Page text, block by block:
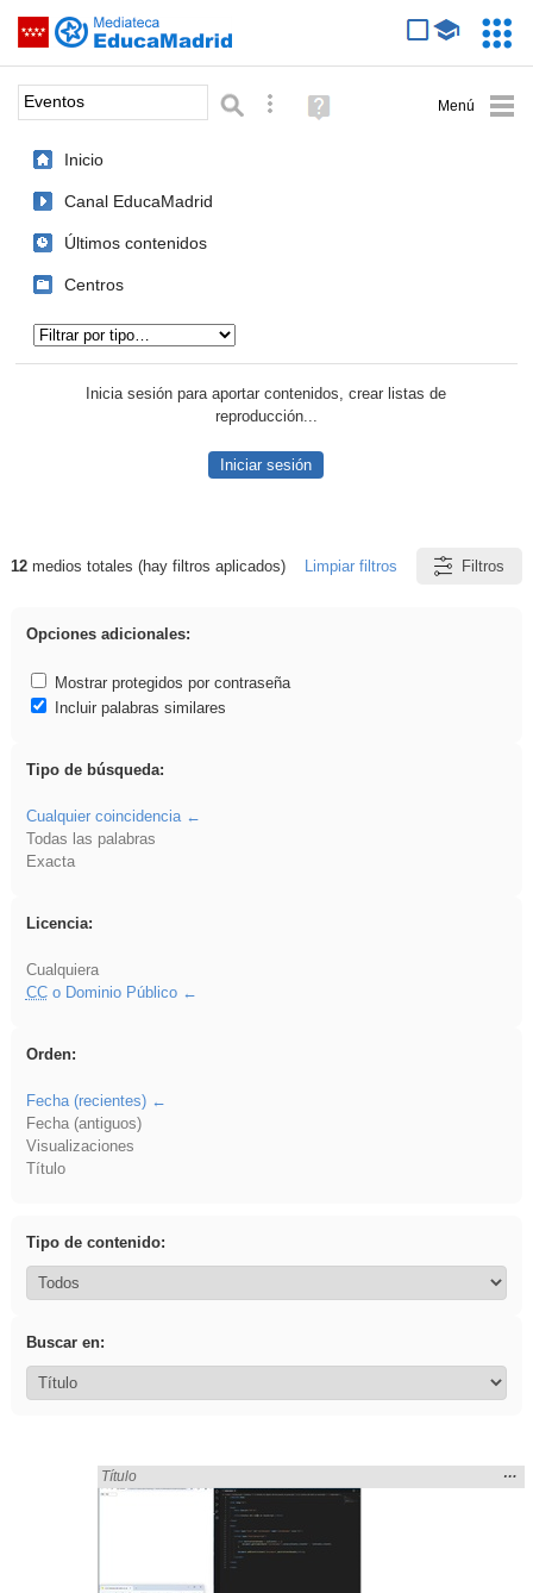
Saltar navegación
Palabra o frase: Búsqueda avanzada
Ayuda
(en
Inicio
Canal EducaMadrid
Últimos contenidos
Centros
Inicia sesión para aportar contenidos, crear listas de
reproducción...
Iniciar sesión
Resultados de: Eventos
12medios totales (hay filtros aplicados) Limpiar filtros Filtros
Opciones adicionales:
Mostrar protegidos por contraseña
Incluir palabras similares
Tipo de búsqueda:
Cualquier coincidencia
Todas las palabras
Exacta
Licencia:
Cualquiera
CCo Dominio Público
Orden:
Fecha (recientes)
Fecha (antiguos)
Visualizaciones
Título
Tipo de contenido:
Buscar en:
Encontrado «Eventos» en:
Título
la
…